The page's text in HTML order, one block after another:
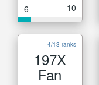
6 10
4/13 ranks
197X
Fan